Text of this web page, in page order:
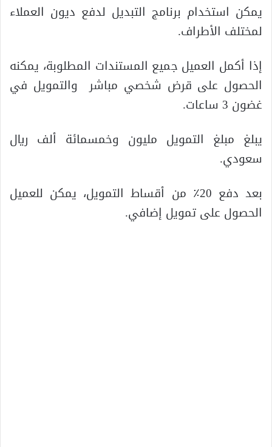
يمكن استخدام برنامج التبديل لدفع ديون العملاء
لمختلف الأطراف.
إذا أكمل العميل جميع المستندات المطلوبة، يمكنه
الحصول على قرض شخصي مباشر والتمويل في
غضون 3 ساعات.
يبلغ مبلغ التمويل مليون وخمسمائة ألف ريال
سعودي.
بعد دفع 20٪ من أقساط التمويل، يمكن للعميل
الحصول على تمويل إضافي.